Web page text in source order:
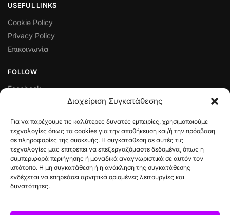
Διαχείριση Συγκατάθεσης
Για να παρέχουμε τις καλύτερες δυνατές εμπειρίες, χρησιμοποιούμε
τεχνολογίες όπως τα cookies για την αποθήκευση και/ή την πρόσβαση
σε πληροφορίες της συσκευής. Η συγκατάθεση σε αυτές τις
τεχνολογίες μας επιτρέπει να επεξεργαζόμαστε δεδομένα, όπως η
συμπεριφορά περιήγησης ή μοναδικά αναγνωριστικά σε αυτόν τον
ιστότοπο. Η μη συγκατάθεση ή η ανάκληση της συγκατάθεσης
ενδέχεται να επηρεάσει αρνητικά ορισμένες λειτουργίες και
δυνατότητες.
USEFUL LINKS
Cookie Policy
Privacy Policy
Επικοινωνία
FOLLOW
Facebook
ΠΟΛΙΤΙΚΈΣ ΛΕΙΤΟΥΡΓΊΑΣ ΚΑΙ ΔΙΑΧΕΊΡΙΣΗΣ ΣΥΝΑΛΛΑΓΏΝ
Πολιτική Ελαττωματικού Προϊόντος
Τρόποι Πληρωμής
Όροι & Προϋποθέσεις
Πολιτική Επιστροφών